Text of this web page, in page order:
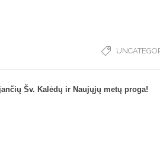
Šv. Kalėdų ir Naujųjų metų proga!